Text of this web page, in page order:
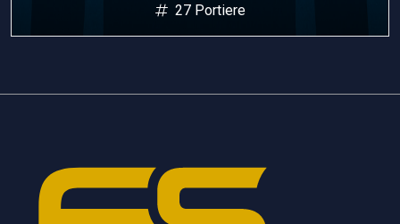
27 Portiere